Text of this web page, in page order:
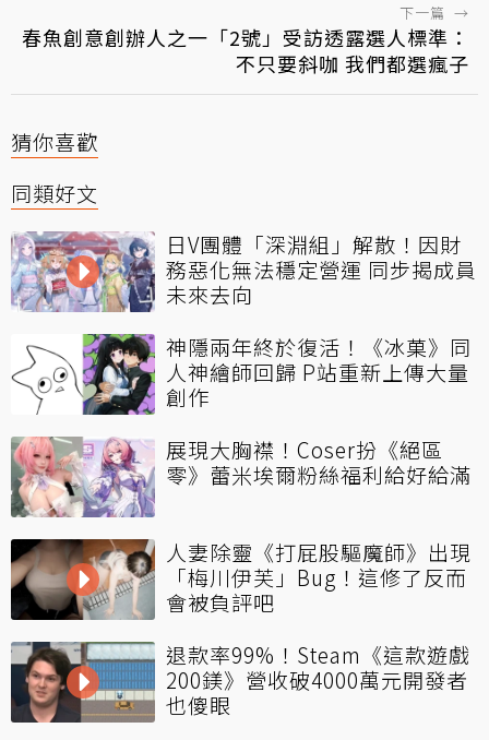
下一篇 →
春魚創意創辦人之一「2號」受訪透露選人標準：
不只要斜咖 我們都選瘋子
猜你喜歡
同類好文
日V團體「深淵組」解散！因財
務惡化無法穩定營運 同步揭成員
未來去向
神隱兩年終於復活！《冰菓》同
人神繪師回歸 P站重新上傳大量
創作
展現大胸襟！Coser扮《絕區
零》蕾米埃爾粉絲福利給好給滿
人妻除靈《打屁股驅魔師》出現
「梅川伊芙」Bug！這修了反而
會被負評吧
退款率99%！Steam《這款遊戲
200鎂》營收破4000萬元開發者
也傻眼